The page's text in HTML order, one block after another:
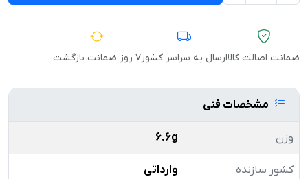
ضمانت اصالت کالاارسال به سراسر کشور۷ روز ضمانت بازگشت
مشخصات فنی
وزن 6.6g
کشور سازنده وارداتی